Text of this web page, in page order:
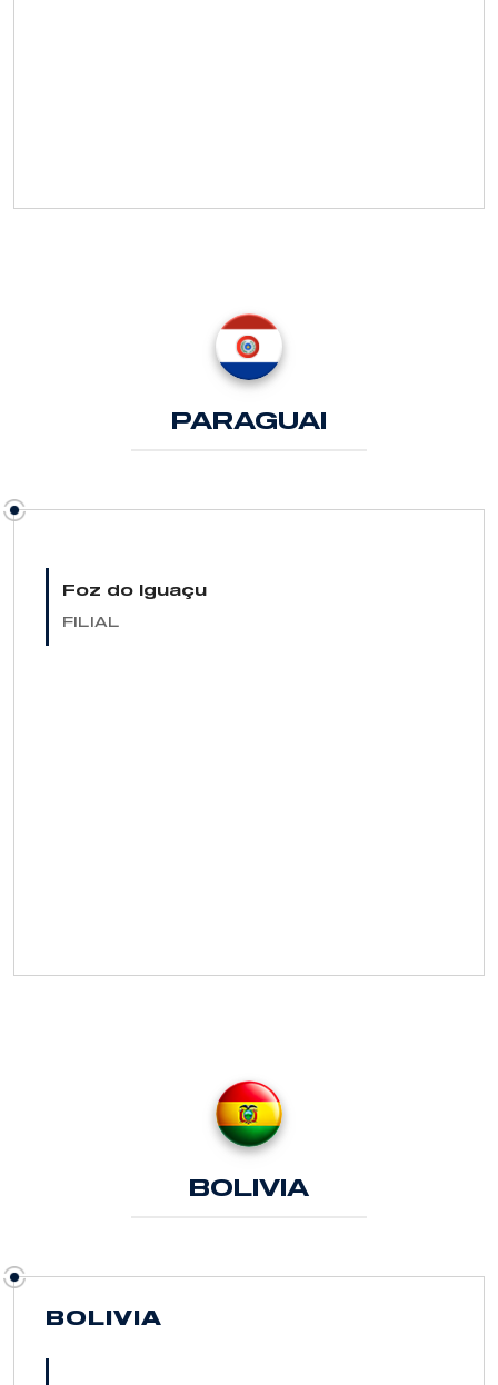
PARAGUAI
Foz do Iguaçu
FILIAL
BOLIVIA
BOLIVIA